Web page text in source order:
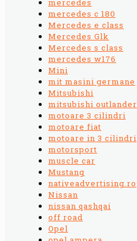
mercedes
mercedes c 180
Mercedes e class
Mercedes Glk
Mercedes s class
mercedes w176
Mini
mit masini germane
Mitsubishi
mitsubishi outlander
motoare 3 cilindri
motoare fiat
motoare in 3 cilindri
motorsport
muscle car
Mustang
nativeadvertising.ro
Nissan
nissan qashqai
off road
Opel